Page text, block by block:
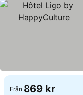
Från 869 kr